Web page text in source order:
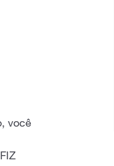
você